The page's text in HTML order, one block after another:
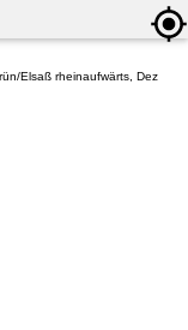
Elsaß rheinaufwärts, Dez